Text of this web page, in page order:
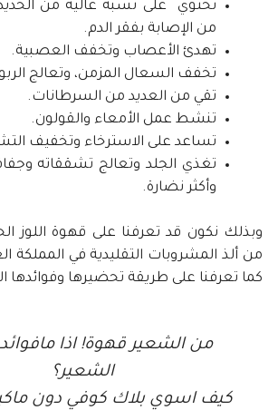
تحتوي على نسبة عالية من
من الإصابة بفقر الدم.
تهدئ الأعصاب وتخفف العصبية.
تخفف السعال المزمن، وتعالج
تقي من العديد من السرطانات.
تنشط عمل الأمعاء والقولون.
تساعد على الاسترخاء وتخفيف
تغذي الجلد وتعالج تشققاته
وأكثر نضارة.
وبذلك نكون قد تعرفنا على قهوة اللوز
من ألذ المشروبات التقليدية في المملكة
كما تعرفنا على طريقة تحضيرها وفوائدها
من الشعير قهوة! اذا
الشعير؟
كيف اسوي بلاك كوفي دون